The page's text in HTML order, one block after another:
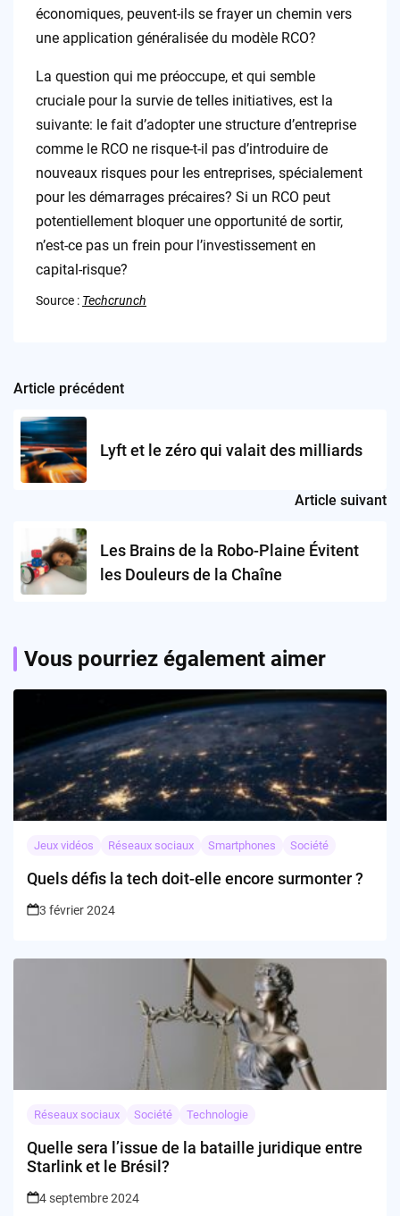
économiques, peuvent-ils se frayer un chemin vers
une application généralisée du modèle RCO?
La question qui me préoccupe, et qui semble
cruciale pour la survie de telles initiatives, est la
suivante: le fait d’adopter une structure d’entreprise
comme le RCO ne risque-t-il pas d’introduire de
nouveaux risques pour les entreprises, spécialement
pour les démarrages précaires? Si un RCO peut
potentiellement bloquer une opportunité de sortir,
n’est-ce pas un frein pour l’investissement en
capital-risque?
Source : Techcrunch
Post
navigation
Article précédent
Lyft et le zéro qui valait des milliards
Article suivant
Les Brains de la Robo-Plaine Évitent
les Douleurs de la Chaîne
Vous pourriez également aimer
Jeux vidéos Réseaux sociaux Smartphones Société
Quels défis la tech doit-elle encore surmonter ?
3 février 2024
Réseaux sociaux Société Technologie
Quelle sera l’issue de la bataille juridique entre
Starlink et le Brésil?
4 septembre 2024